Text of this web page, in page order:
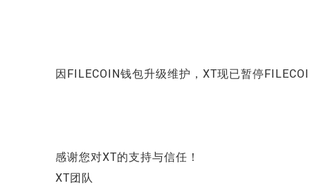
因FILECOIN钱包升级维护，XT现已暂停
感谢您对XT的支持与信任！
XT团队